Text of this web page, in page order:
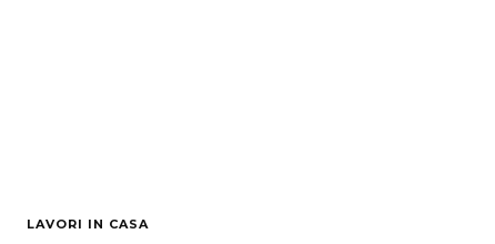
LAVORI IN CASA